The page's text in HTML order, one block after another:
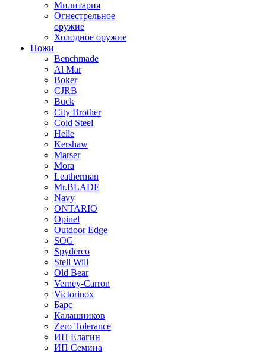
Милитария
Огнестрельное
оружие
Холодное оружие
Ножи
Benchmade
Al Mar
Boker
CJRB
Buck
City Brother
Cold Steel
Helle
Kershaw
Marser
Mora
Leatherman
Mr.BLADE
Navy
ONTARIO
Opinel
Outdoor Edge
SOG
Spyderco
Stell Will
Old Bear
Verney-Carron
Victorinox
Барс
Калашников
Zero Tolerance
ИП Елагин
ИП Семина